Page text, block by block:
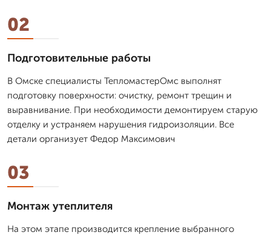
02
Подготовительные работы
В Омске специалисты ТепломастерОмс выполнят
подготовку поверхности: очистку, ремонт трещин и
выравнивание. При необходимости демонтируем старую
отделку и устраняем нарушения гидроизоляции. Все
детали организует Федор Максимович
03
Монтаж утеплителя
На этом этапе производится крепление выбранного